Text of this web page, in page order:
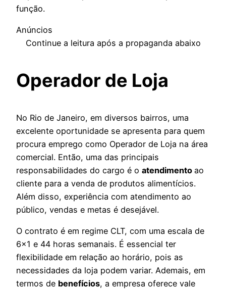
função.
Anúncios
Continue a leitura após a propaganda abaixo
Operador de Loja
No Rio de Janeiro, em diversos bairros, uma
excelente oportunidade se apresenta para quem
procura emprego como Operador de Loja na área
comercial. Então, uma das principais
responsabilidades do cargo é o atendimento ao
cliente para a venda de produtos alimentícios.
Além disso, experiência com atendimento ao
público, vendas e metas é desejável.
O contrato é em regime CLT, com uma escala de
6×1 e 44 horas semanais. É essencial ter
flexibilidade em relação ao horário, pois as
necessidades da loja podem variar. Ademais, em
termos de benefícios, a empresa oferece vale